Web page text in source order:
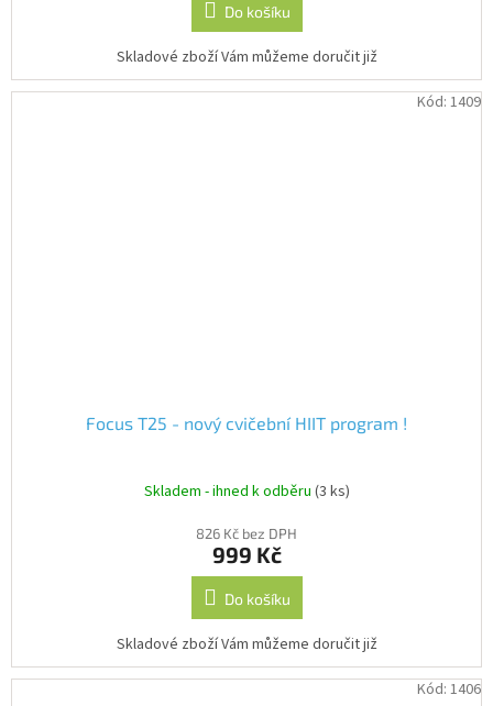
Do košíku
Skladové zboží Vám můžeme doručit již
Focus T25 - nový cvičební HIIT program !
Skladem - ihned k odběru (3 ks)
826 Kč bez DPH
999 Kč
Do košíku
Skladové zboží Vám můžeme doručit již
Kód: 1409
Kód: 1406